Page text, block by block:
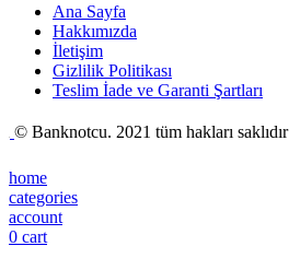
Ana Sayfa
Hakkımızda
İletişim
Gizlilik Politikası
Teslim İade ve Garanti Şartları
© Banknotcu. 2021 tüm hakları saklıdır
home
categories
account
0 cart